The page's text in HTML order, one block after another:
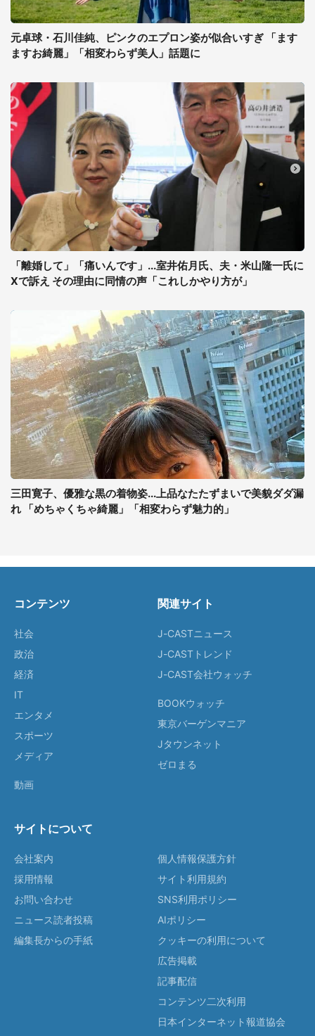
元卓球・石川佳純、ピンクのエプロン姿が似合いすぎ 「ます
ますお綺麗」「相変わらず美人」話題に
「離婚して」「痛いんです」...室井佑月氏、夫・米山隆一氏に
Xで訴え その理由に同情の声「これしかやり方が」
三田寛子、優雅な黒の着物姿...上品なたたずまいで美貌ダダ漏
れ 「めちゃくちゃ綺麗」「相変わらず魅力的」
コンテンツ
社会
政治
経済
IT
エンタメ
スポーツ
メディア
動画
関連サイト
J-CASTニュース
J-CASTトレンド
J-CAST会社ウォッチ
BOOKウォッチ
東京バーゲンマニア
Jタウンネット
ゼロまる
サイトについて
会社案内
採用情報
お問い合わせ
ニュース読者投稿
編集長からの手紙
個人情報保護方針
サイト利用規約
SNS利用ポリシー
AIポリシー
クッキーの利用について
広告掲載
記事配信
コンテンツ二次利用
日本インターネット報道協会